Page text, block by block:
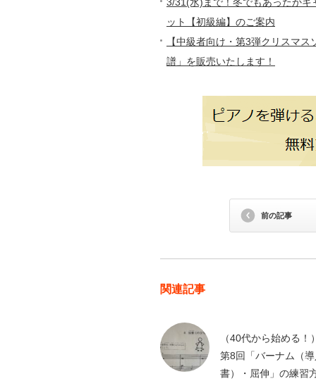
ット【初級編】のご案内
【中級者向け・第3弾クリスマ
譜」を販売いたします！
前の記事
関連記事
（40代から始める！
第8回「バーナム（
書）・屈伸」の練習